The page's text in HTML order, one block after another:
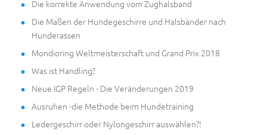
Die korrekte Anwendung vom Zughalsband
Die Maßen der Hundegeschirre und Halsbänder nach
Hunderassen
Mondioring Weltmeisterschaft und Grand Prix 2018
Was ist Handling?
Neue IGP Regeln - Die Veränderungen 2019
Ausruhen -die Methode beim Hundetraining
Ledergeschirr oder Nylongeschirr auswählen?!